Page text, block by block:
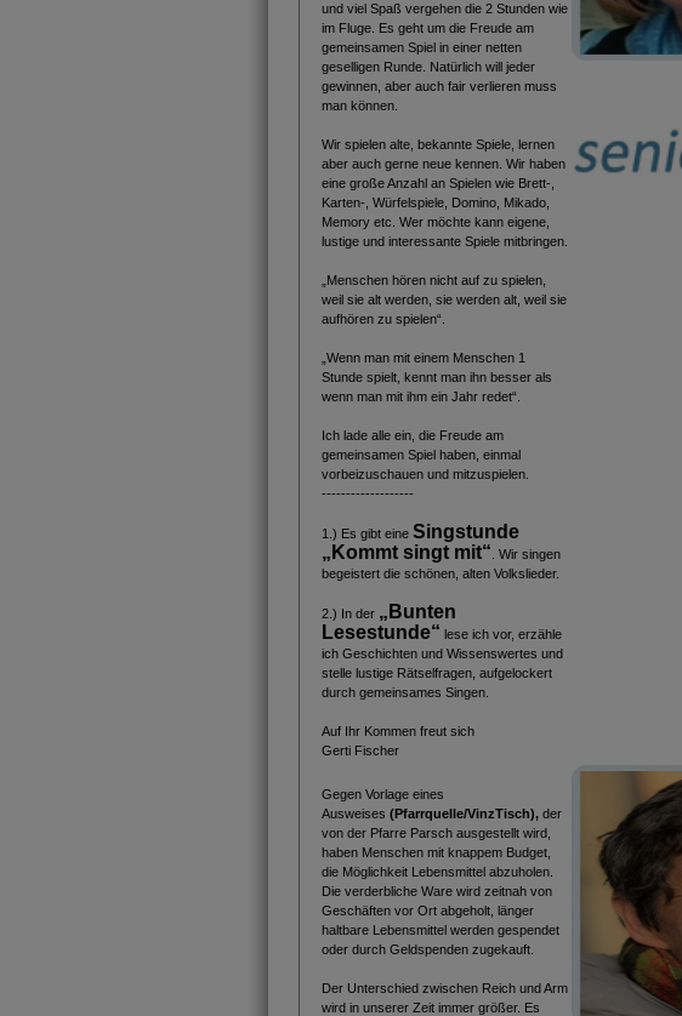
und viel Spaß vergehen die 2 Stunden wie
im Fluge. Es geht um die Freude am
gemeinsamen Spiel in einer netten
geselligen Runde. Natürlich will jeder
gewinnen, aber auch fair verlieren muss
man können.
Wir spielen alte, bekannte Spiele, lernen
aber auch gerne neue kennen. Wir haben
eine große Anzahl an Spielen wie Brett-,
Karten-, Würfelspiele, Domino, Mikado,
Memory etc. Wer möchte kann eigene,
lustige und interessante Spiele mitbringen.
„Menschen hören nicht auf zu spielen,
weil sie alt werden, sie werden alt, weil sie
aufhören zu spielen“.
„Wenn man mit einem Menschen 1
Stunde spielt, kennt man ihn besser als
wenn man mit ihm ein Jahr redet“.
Ich lade alle ein, die Freude am
gemeinsamen Spiel haben, einmal
vorbeizuschauen und mitzuspielen.
-------------------
1.) Es gibt eine Singstunde
„Kommt singt mit“ . Wir singen
begeistert die schönen, alten Volkslieder.
2.) In der „Bunten
Lesestunde“ lese ich vor, erzähle
ich Geschichten und Wissenswertes und
stelle lustige Rätselfragen, aufgelockert
durch gemeinsames Singen.
Auf Ihr Kommen freut sich
Gerti Fischer
Gegen Vorlage eines
Ausweises (Pfarrquelle/VinzTisch), der
von der Pfarre Parsch ausgestellt wird,
haben Menschen mit knappem Budget,
die Möglichkeit Lebensmittel abzuholen.
Die verderbliche Ware wird zeitnah von
Geschäften vor Ort abgeholt, länger
haltbare Lebensmittel werden gespendet
oder durch Geldspenden zugekauft.
Der Unterschied zwischen Reich und Arm
wird in unserer Zeit immer größer. Es